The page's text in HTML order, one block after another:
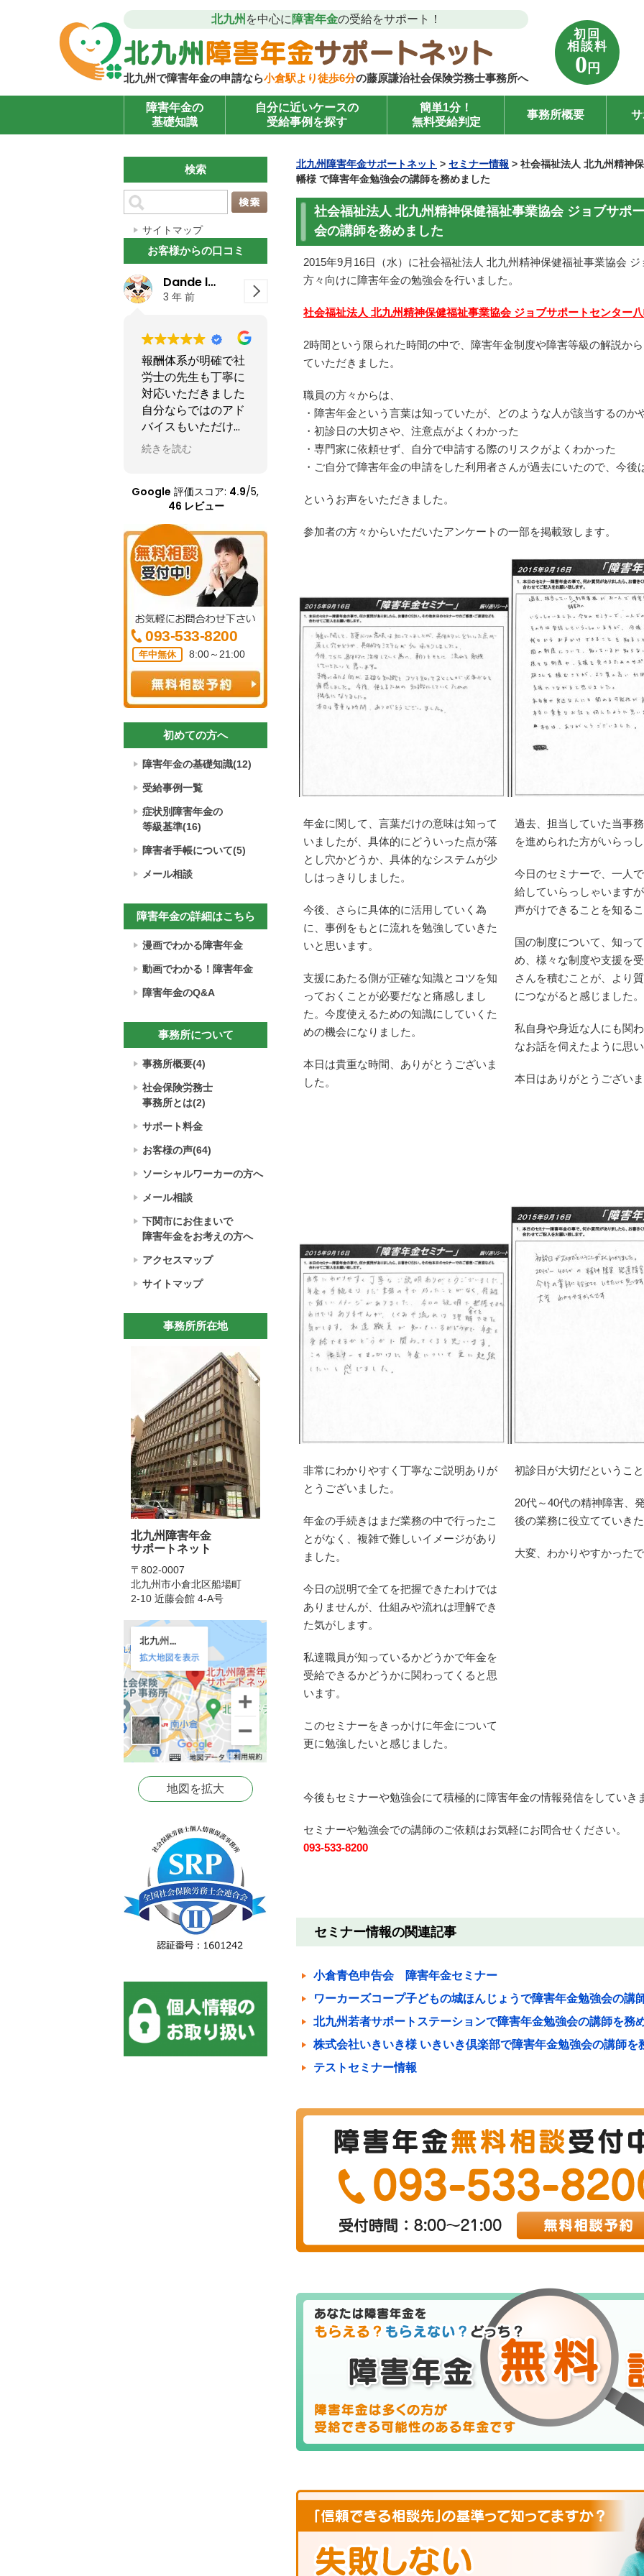
北九州 を中心に 障害年金の受給をサポート！
北九州で障害年金の申請なら小倉駅より徒歩6分の藤原謙治社会保険労務士事務所へ
初回
相談料
0 円
障害年金の
基礎知識
自分に近いケースの
受給事例を探す
簡単1分！
無料受給判定
事務所概要
北九州障害年金サポートネット > セミナー情報 > 社会福祉法人 北九州精神
幡様 で障害年金勉強会の講師を務めました
社会福祉法人 北九州精神保健福祉事業協会 ジョブサポ
会の講師を務めました
2015年9月16日（水）に社会福祉法人 北九州精神保健福祉事業協会
方々向けに障害年金の勉強会を行いました。
社会福祉法人 北九州精神保健福祉事業協会 ジョブサポートセンター
2時間という限られた時間の中で、障害年金制度や障害等級の解説か
ていただきました。
職員の方々からは、
・障害年金という言葉は知っていたが、どのような人が該当するの
・初診日の大切さや、注意点がよくわかった
・専門家に依頼せず、自分で申請する際のリスクがよくわかった
・ご自分で障害年金の申請をした利用者さんが過去にいたので、今後
というお声をいただきました。
参加者の方々からいただいたアンケートの一部を掲載致します。
年金に関して、言葉だけの意味は知って
いましたが、具体的にどういった点が落
とし穴かどうか、具体的なシステムが少
しはっきりしました。
今後、さらに具体的に活用していく為
に、事例をもとに流れを勉強していきた
いと思います。
支援にあたる側が正確な知識とコツを知
っておくことが必要だなと痛感しまし
た。今度使えるための知識にしていくた
めの機会になりました。
本日は貴重な時間、ありがとうございま
した。
過去、担当していた当事
を進められた方がいらっ
今日のセミナーで、一人
給していらっしゃいます
声がけできることを知る
国の制度について、知っ
め、様々な制度や支援を
さんを積むことが、より
につながると感じました。
私自身や身近な人にも関
なお話を伺えたように思
本日はありがとうござい
非常にわかりやすく丁寧なご説明ありが
とうございました。
年金の手続きはまだ業務の中で行ったこ
とがなく、複雑で難しいイメージがあり
ました。
今日の説明で全てを把握できたわけでは
ありませんが、仕組みや流れは理解でき
た気がします。
私達職員が知っているかどうかで年金を
受給できるかどうかに関わってくると思
います。
このセミナーをきっかけに年金について
更に勉強したいと感じました。
初診日が大切だというこ
20代～40代の精神障害、
後の業務に役立てていき
大変、わかりやすかった
今後もセミナーや勉強会にて積極的に障害年金の情報発信をしていき
セミナーや勉強会での講師のご依頼はお気軽にお問合せください。
093-533-8200
セミナー情報の関連記事
小倉青色申告会 障害年金セミナー
ワーカーズコープ子どもの城ほんじょうで障害年金勉強会の講
北九州若者サポートステーションで障害年金勉強会の講師を務
株式会社いきいき様 いきいき倶楽部で障害年金勉強会の講師を
テストセミナー情報
検索
サイトマップ
お客様からの口コミ
ひとみ
3 年 前
主人が腹膜透析を始
めて障害者年金の手
続きを自分でしよう
としましたが、何を
どうしたら良いかわ
かずネットでサポー
トセンターを見つけ
続きの期間があと1ヶ
月しかない中、快く
引き受けて頂きあり
がとうございまし
た。自分でやってた
ら年金もらえたかど
うかわかりません。
今年6月に主人は他
界しましたが、本当
にお世話になりまし
た。
続きを読む
久保友里
お仕事が長く続かな
時期に『死にたい』
と思うようになり
家族が心配して九州
労災病院の精神科に
行く事になりまし
担当医の先生から
『心理検査』を勧め
られ２０２１年５月
に『軽度の知的障
月間位は、😭ショッ
クでした。
２０２１年８月に療
育手帳(Ｂ2)を発行
もらいました。
『知的障害』という
んと出会い、障害年
金の手続きに必要な
書類の作成と病院の
先生に診断書をお願
さんの優しいサポー
トで障害年金の手続
きが
スムーズに出来まし
た。
２０２２年１２月に
『国民年金・厚生年
金保険年金証書』が
届き、障害年金2級
の決定通知書でし
た。
平井さんに年金が貰
って安心出来まし
た。
不安と早く働かなき
ゃいけないと焦りが
有りました。
２０２２年２月から
(国民年金基礎年金)
年金を貰える事にな
くまでは、『焦り』
と 『不安』があり
今では焦りも不安は
少なくなりました。
現在は、九州労災病
院に毎月1回、
通院しています。
スプライフ(自立支
援事業所)に通所
し、
２０２３年の就職を
目指しています。
平井さんに出会えて
良かったです。
ました。
ありがとう😊ござい
続きを読む
えりー
すがあまりにも難し
く専門の方にお願い
しようとネットで調
べた所こちらにたど
り着きました。
障害年金2級、遡及
請求、平井先生のお
かげで通りました。
自分で申請した場合
通ってなかっただろ
うなと先生の資料作
りなどを見て思いま
した。
平井先生はとても話
しやすく、またこち
らの体調にもとても
配慮してくださりま
した。
申請が通ったあとの
良かったと本当に思
ありがとうございま
した。
続きを読む
頼んでみま
立書を
一緒に考え
ンで
年金事務所
て
無事に 2級
を
頂けるよう
ありがとう
した。
続きを読む
Google 評価スコア: 4.9/5,
46 レビュー
093-533-8200
年中無休 8:00～21:00
初めての方へ
障害年金の基礎知識(12)
受給事例一覧
症状別障害年金の
等級基準(16)
障害者手帳について(5)
メール相談
障害年金の詳細はこちら
漫画でわかる障害年金
動画でわかる！障害年金
障害年金のQ&A
事務所について
事務所概要(4)
社会保険労務士
事務所とは(2)
サポート料金
お客様の声(64)
ソーシャルワーカーの方へ
メール相談
下関市にお住まいで
障害年金をお考えの方へ
アクセスマップ
サイトマップ
事務所所在地
北九州障害年金
サポートネット
〒802-0007
北九州市小倉北区船場町
2-10 近藤会館 4-A号
地図を拡大